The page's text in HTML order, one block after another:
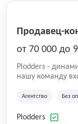
Продавец-
от 70 000 до
Plodders -
нашу команду
на рынке
оказываемых
Агентство Без
Plodders